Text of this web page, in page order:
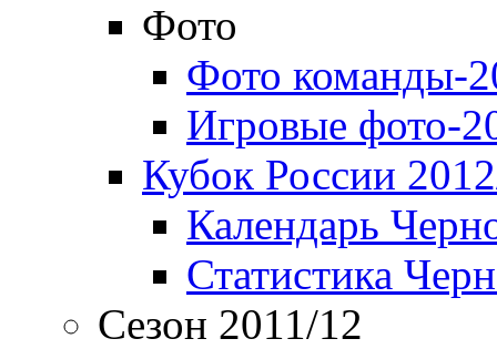
Фото
Фото команды-
Игровые фото-
Кубок России
Календарь
Статистика
Сезон 2011/12